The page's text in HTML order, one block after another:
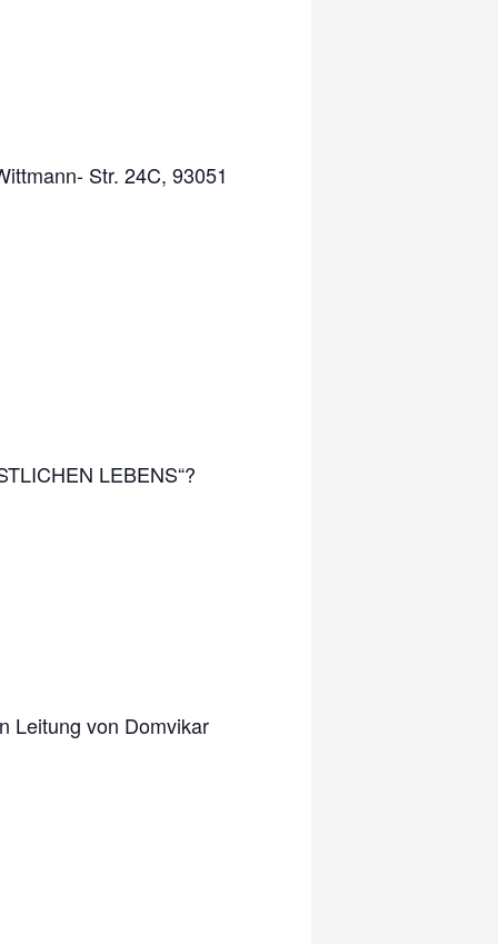
Str. 24C, 93051
LEBENS“?
Leitung von Domvikar